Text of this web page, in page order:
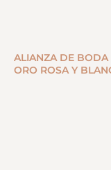
ALIANZA DE
ORO ROSA Y